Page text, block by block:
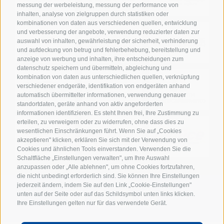
messung der werbeleistung, messung der performance von
inhalten, analyse von zielgruppen durch statistiken oder
kombinationen von daten aus verschiedenen quellen, entwicklung
und verbesserung der angebote, verwendung reduzierter daten zur
auswahl von inhalten, gewährleistung der sicherheit, verhinderung
und aufdeckung von betrug und fehlerbehebung, bereitstellung und
anzeige von werbung und inhalten, ihre entscheidungen zum
datenschutz speichern und übermitteln, abgleichung und
kombination von daten aus unterschiedlichen quellen, verknüpfung
verschiedener endgeräte, identifikation von endgeräten anhand
automatisch übermittelter informationen, verwendung genauer
standortdaten, geräte anhand von aktiv angeforderten
informationen identifizieren. Es steht Ihnen frei, Ihre Zustimmung zu
erteilen, zu verweigern oder zu widerrufen, ohne dass dies zu
wesentlichen Einschränkungen führt. Wenn Sie auf „Cookies
akzeptieren" klicken, erklären Sie sich mit der Verwendung von
Cookies und ähnlichen Tools einverstanden. Verwenden Sie die
Schaltfläche „Einstellungen verwalten", um Ihre Auswahl
anzupassen oder „Alle ablehnen", um ohne Cookies fortzufahren,
die nicht unbedingt erforderlich sind. Sie können Ihre Einstellungen
jederzeit ändern, indem Sie auf den Link „Cookie-Einstellungen"
unten auf der Seite oder auf das Schildsymbol unten links klicken.
Ihre Einstellungen gelten nur für das verwendete Gerät.